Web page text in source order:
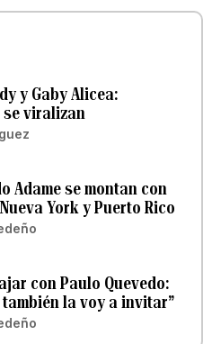
y Gaby Alicea:
se viralizan
Adame se montan con
York y Puerto Rico
con Paulo Quevedo:
la voy a invitar”